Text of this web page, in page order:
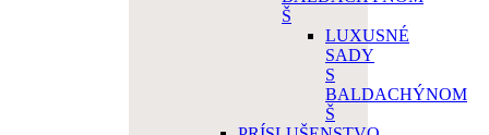
Š
LUXUSNÉ
SADY
S
BALDACHÝNOM
Š